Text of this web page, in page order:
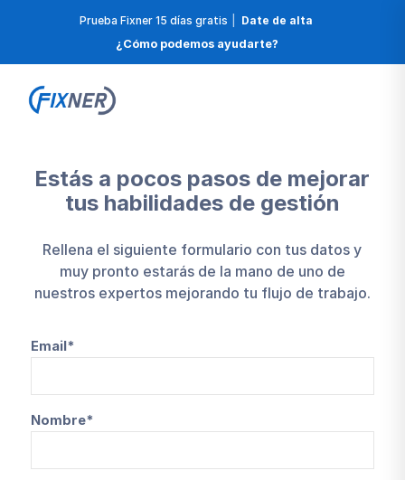
Prueba Fixner 15 días gratis
Date de alta
¿Cómo podemos ayudarte?
Estás a pocos pasos de mejorar
tus habilidades de gestión
Rellena el siguiente formulario con tus datos y
muy pronto estarás de la mano de uno de
nuestros expertos mejorando tu flujo de trabajo.
Email*
Nombre*